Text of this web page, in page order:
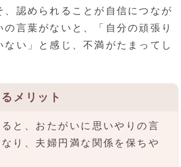
、認められることが自信につなが
の言葉がないと、「自分の頑張り
ない」と感じ、不満がたまってし
メリット
と、おたがいに思いやりの言
り、夫婦円満な関係を保ちや